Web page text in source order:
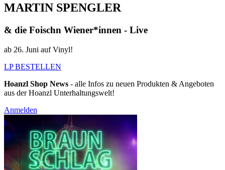
MARTIN SPENGLER
& die Foischn Wiener*innen - Live
ab 26. Juni auf Vinyl!
LP BESTELLEN
Hoanzl Shop News - alle Infos zu neuen Produkten & Angeboten
aus der Hoanzl Unterhaltungswelt!
Anmelden